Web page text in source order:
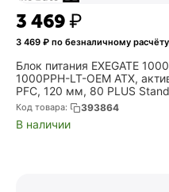
3 469₽
3 469 ₽ по безналичному расчёту
Блок питания EXEGATE
1000PPH-LT-OEM ATX,
PFC, 120 мм, 80 PLUS
RTL (EX292146RUS-OEM)
Код товара: 393864
В наличии